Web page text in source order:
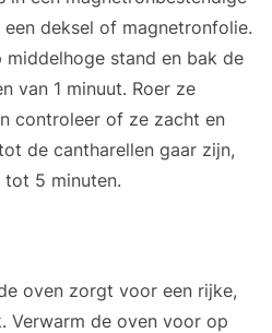
deksel of magnetronfolie.
stand en bak de
van 1 minuut. Roer ze
controleer of ze zacht en
de cantharellen gaar zijn,
tot 5 minuten.
oven zorgt voor een rijke,
Verwarm de oven voor op